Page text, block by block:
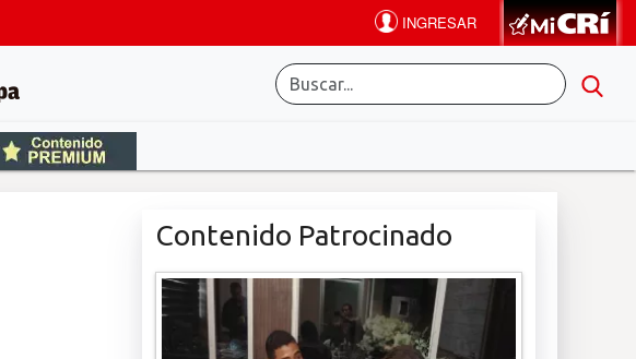
Contenido Patrocinado